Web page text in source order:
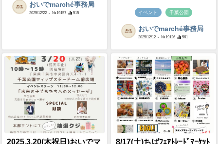
おいでmarché事務局
2025/12/22 - №19157 515 イベント 千葉公園
おいでmarché事務局
2025/12/12 - №19126 561
2025.3.20(木祝日)おいでマ 8/17(土)ちばﾌｪｱﾄﾚｰﾄﾞﾏｰｹｯﾄ